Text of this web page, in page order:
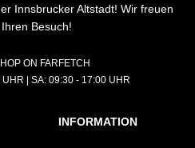
Innsbrucker Altstadt! Wir freuen
Besuch!
ON FARFETCH
| SA: 09:30 - 17:00 UHR
INFORMATION